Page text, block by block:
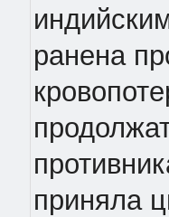
ранена
приняла